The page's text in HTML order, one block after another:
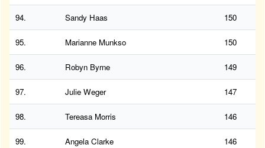
94. Sandy Haas 150
95. Marianne Munkso 150
96. Robyn Byrne 149
97. Julie Weger 147
98. Tereasa Morris 146
99. Angela Clarke 146